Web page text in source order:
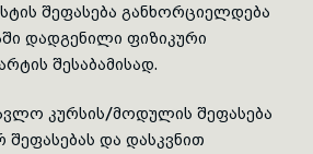
შეფასება განხორციელდება
დადგენილი ფიზიკური
შესაბამისად.
კურსის/მოდულის შეფასება
და დასკვნით